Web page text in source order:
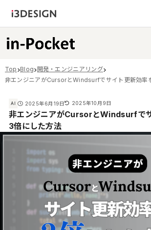
Top Blog
開発・エンジニアリング
非エンジニアがCursorとWindsurfでサイト更新効率
AI 2025年6月19日 2025年10月9日
非エンジニアがCursorとWindsurfで
3倍にした方法